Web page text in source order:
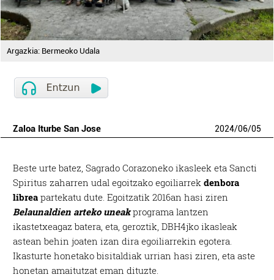
Argazkia: Bermeoko Udala
Zaloa Iturbe San Jose 2024/06/05
Beste urte batez, Sagrado Corazoneko ikasleek eta Sancti
Spiritus zaharren udal egoitzako egoiliarrekdenbora
librea partekatu dute. Egoitzatik 2016an hasi ziren
Belaunaldien arteko uneakprograma lantzen
ikastetxeagaz batera, eta, geroztik, DBH4jko ikasleak
astean behin joaten izan dira egoiliarrekin egotera.
Ikasturte honetako bisitaldiak urrian hasi ziren, eta aste
honetan amaitutzat eman dituzte.